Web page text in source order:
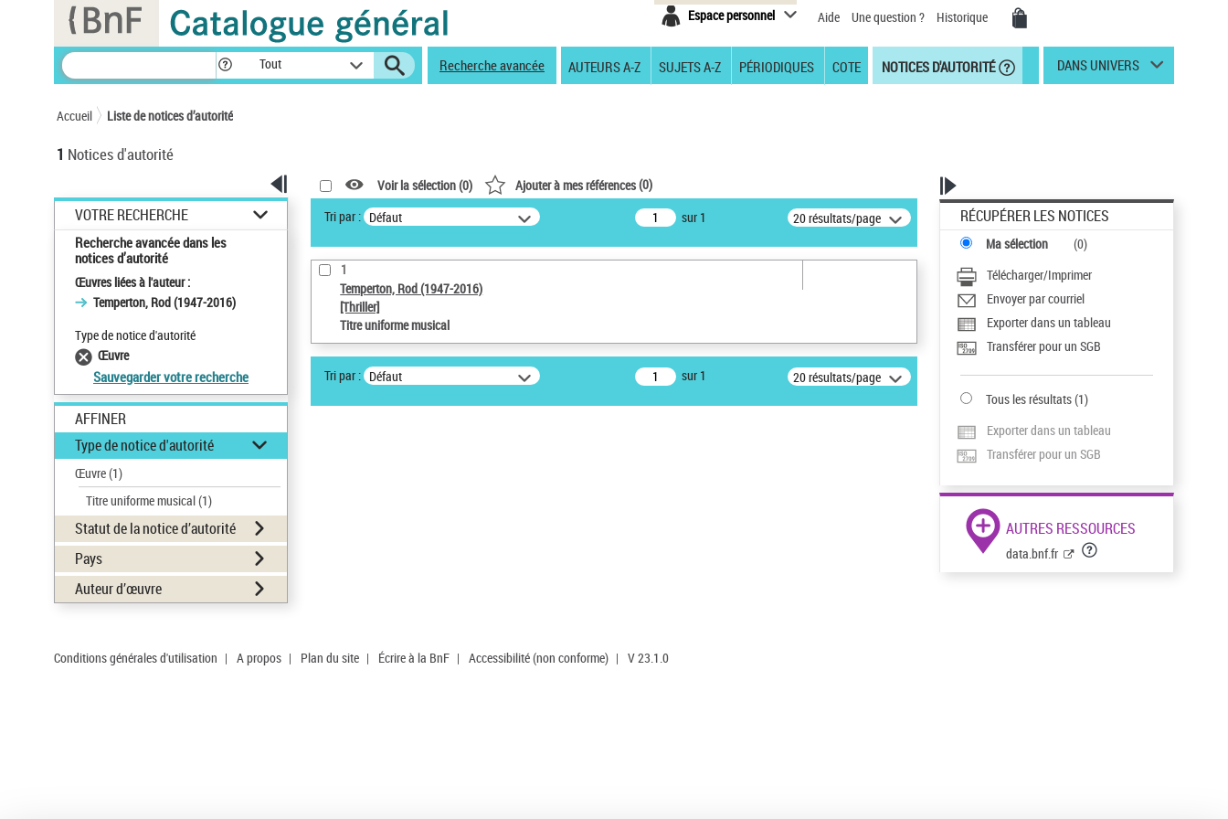
Espace personnel Aide Une question ? Historique
Tout Recherche avancée AUTEURS A-Z SUJETS A-Z PÉRIODIQUES COTE NOTICES D'AUTORITÉ DANS UNIVERS
Accueil Liste de notices d’autorité
1 Notices d'autorité
VOTRE RECHERCHE
Recherche avancée dans les
notices d’autorité
Œuvres liées à l'auteur :
Temperton, Rod (1947-2016)
Type de notice d'autorité
Œuvre
Sauvegarder votre recherche
AFFINER
Type de notice d'autorité
Œuvre(1)
Titre uniforme musical(1)
Statut de la notice d’autorité
Pays
Auteur d’œuvre
Voir la sélection (0) Ajouter à mes références(0)
Tri par : Défaut sur 1 20 résultats/page
1
Temperton, Rod (1947-2016)
[Thriller]
Titre uniforme musical
Tri par : Défaut sur 1 20 résultats/page
RÉCUPÉRER LES NOTICES
Ma sélection (0)
Télécharger/Imprimer
Envoyer par courriel
Exporter dans un tableau
Transférer pour un SGB
Tous les résultats(1)
Exporter dans un tableau
Transférer pour un SGB
AUTRES RESSOURCES
data.bnf.fr
Conditions générales d'utilisation | A propos | Plan du site | Écrire à la BnF | Accessibilité (non conforme) | V 23.1.0
Panneau de gestion des cookies